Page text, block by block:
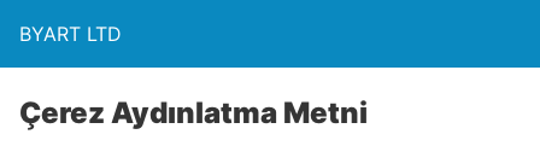
BYART LTD
Çerez Aydınlatma Metni